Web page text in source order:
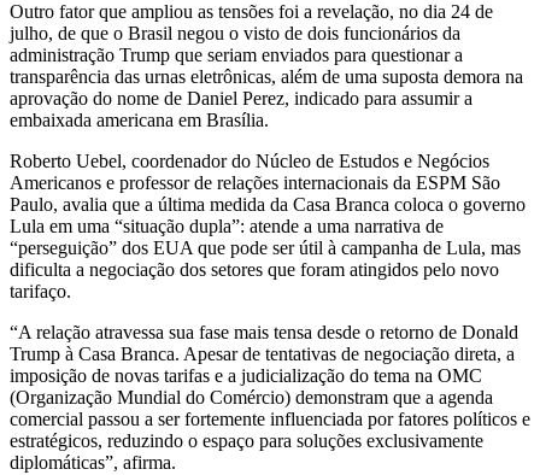
Outro fator que ampliou as tensões foi a revelação, no dia 24 de
julho, de que o Brasil negou o visto de dois funcionários da
administração Trump que seriam enviados para questionar a
transparência das urnas eletrônicas, além de uma suposta demora na
aprovação do nome de Daniel Perez, indicado para assumir a
embaixada americana em Brasília.
Roberto Uebel, coordenador do Núcleo de Estudos e Negócios
Americanos e professor de relações internacionais da ESPM São
Paulo, avalia que a última medida da Casa Branca coloca o governo
Lula em uma “situação dupla”: atende a uma narrativa de
“perseguição” dos EUA que pode ser útil à campanha de Lula, mas
dificulta a negociação dos setores que foram atingidos pelo novo
tarifaço.
“A relação atravessa sua fase mais tensa desde o retorno de Donald
Trump à Casa Branca. Apesar de tentativas de negociação direta, a
imposição de novas tarifas e a judicialização do tema na OMC
(Organização Mundial do Comércio) demonstram que a agenda
comercial passou a ser fortemente influenciada por fatores políticos e
estratégicos, reduzindo o espaço para soluções exclusivamente
diplomáticas”, afirma.